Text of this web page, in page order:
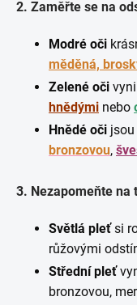
2. Zaměřte se na
Modré oči
měděná,
Zelené oči
hnědými nebo
Hnědé oči
bronzovou,
3. Nezapomeňte na
Světlá pleťsi
růžovými
Střední pleť
bronzovou,